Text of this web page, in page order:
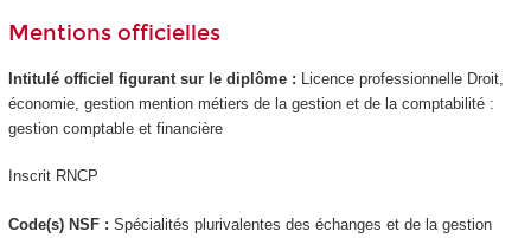
Mentions officielles
Intitulé officiel figurant sur le diplôme :
Licence professionnelle Droit,
économie, gestion mention métiers de la gestion et de la comptabilité :
gestion comptable et financière
Inscrit RNCP
Code(s) NSF : Spécialités plurivalentes des échanges et de la gestion